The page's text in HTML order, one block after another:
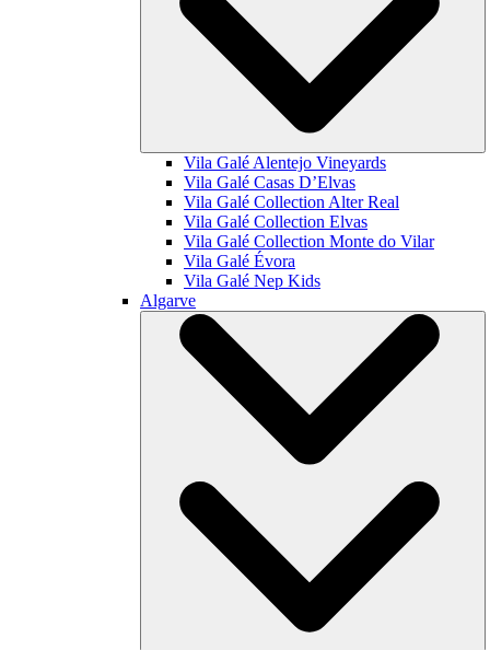
Vila Galé Alentejo Vineyards
Vila Galé Casas D’Elvas
Vila Galé Collection Alter Real
Vila Galé Collection Elvas
Vila Galé Collection Monte do Vilar
Vila Galé Évora
Vila Galé Nep Kids
Algarve